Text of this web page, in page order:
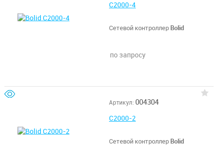
С2000-4
Сетевой контроллер Bolid
по запросу
Артикул: 004304
С2000-2
Сетевой контроллер Bolid